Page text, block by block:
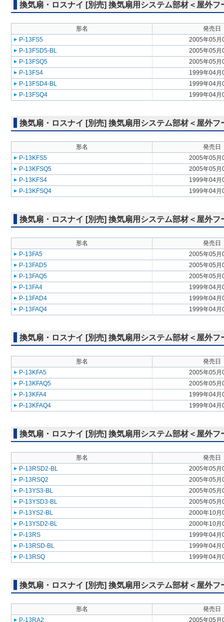
換気扇・ロスナイ [別売] 換気扇用システム部材＜屋外
形名
発売日
P-13FS5
2005年05月
P-13FSD5-BL
2005年05月
P-13FSQ5
2005年05月
P-13FS4
1999年04月
P-13FSD4-BL
1999年04月
P-13FSQ4
1999年04月
換気扇・ロスナイ [別売] 換気扇用システム部材＜屋外
形名
発売日
P-13KFS5
2005年05月
P-13KFSQ5
2005年05月
P-13KFS4
1999年04月
P-13KFSQ4
1999年04月
換気扇・ロスナイ [別売] 換気扇用システム部材＜屋外
形名
発売日
P-13FA5
2005年05月
P-13FAD5
2005年05月
P-13FAQ5
2005年05月
P-13FA4
1999年04月
P-13FAD4
1999年04月
P-13FAQ4
1999年04月
換気扇・ロスナイ [別売] 換気扇用システム部材＜屋外
形名
発売日
P-13KFA5
2005年05月
P-13KFAQ5
2005年05月
P-13KFA4
1999年04月
P-13KFAQ4
1999年04月
換気扇・ロスナイ [別売] 換気扇用システム部材＜屋外
形名
発売日
P-13RSD2-BL
2005年05月
P-13RSQ2
2005年05月
P-13YS3-BL
2005年05月
P-13YSD3-BL
2005年05月
P-13YS2-BL
2000年10月
P-13YSD2-BL
2000年10月
P-13RS
1999年04月
P-13RSD-BL
1999年04月
P-13RSQ
1999年04月
換気扇・ロスナイ [別売] 換気扇用システム部材＜屋外
形名
発売日
P-13RA2
2005年05月